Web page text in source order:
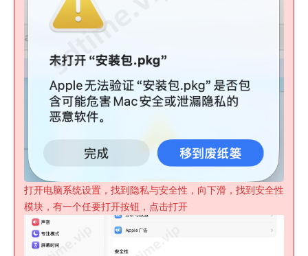
打开电脑系统设置，找到隐私与安全性，向下滑，找到安全性
模块，有一个任要打开按钮，点击打开